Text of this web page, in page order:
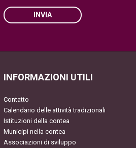
INVIA
INFORMAZIONI UTILI
Contatto
Calendario delle attività tradizionali
Istituzioni della contea
Municipi nella contea
Associazioni di sviluppo